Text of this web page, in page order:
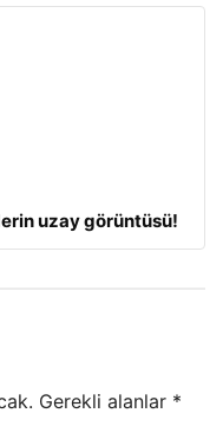
uzay görüntüsü!
Gerekli alanlar *